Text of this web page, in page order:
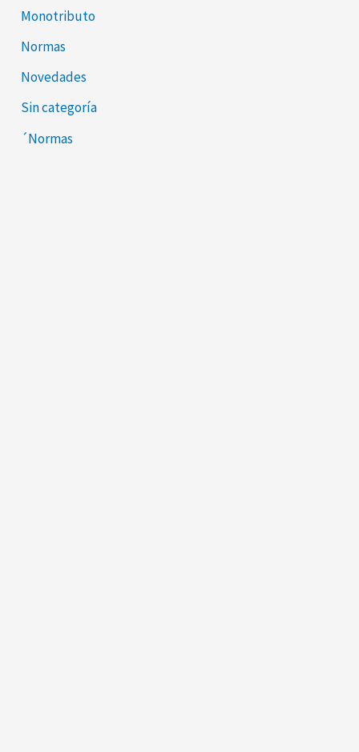
Monotributo
Normas
Novedades
Sin categoría
´Normas